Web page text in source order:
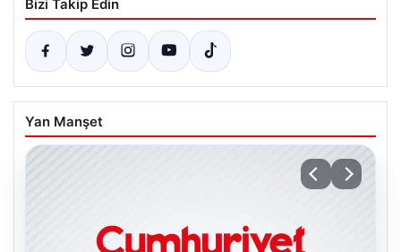
Bizi Takip Edin
Yan Manşet